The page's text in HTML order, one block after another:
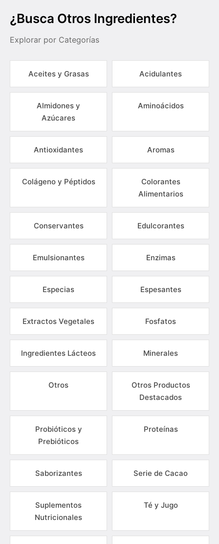
¿Busca Otros Ingredientes?
Explorar por Categorías
Aceites y Grasas Acidulantes
Almidones y
Azúcares
Aminoácidos
Antioxidantes Aromas
Colágeno y Péptidos
Colorantes
Alimentarios
Conservantes Edulcorantes
Emulsionantes Enzimas
Especias Espesantes
Extractos Vegetales Fosfatos
Ingredientes Lácteos Minerales
Otros
Otros Productos
Destacados
Probióticos y
Prebióticos
Proteínas
Saborizantes Serie de Cacao
Suplementos
Nutricionales
Té y Jugo